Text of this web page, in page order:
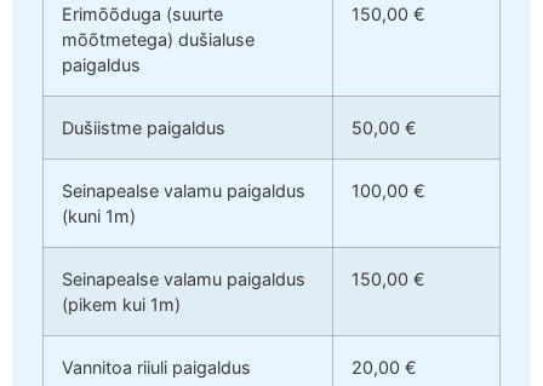
Erimõõduga (suurte
mõõtmetega) dušialuse
paigaldus
150,00 €
Dušiistme paigaldus 50,00 €
Seinapealse valamu paigaldus
(kuni 1m)
100,00 €
Seinapealse valamu paigaldus
(pikem kui 1m)
150,00 €
Vannitoa riiuli paigaldus 20,00 €